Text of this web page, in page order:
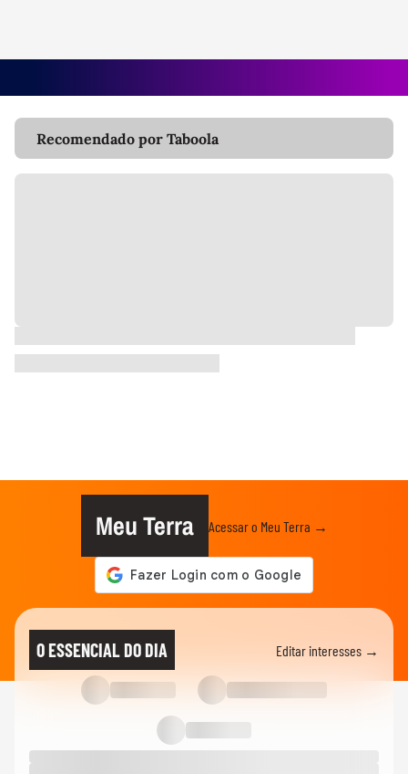
Recomendado por Taboola
Meu Terra Acessar o Meu Terra →
O ESSENCIAL DO DIA Editar interesses →